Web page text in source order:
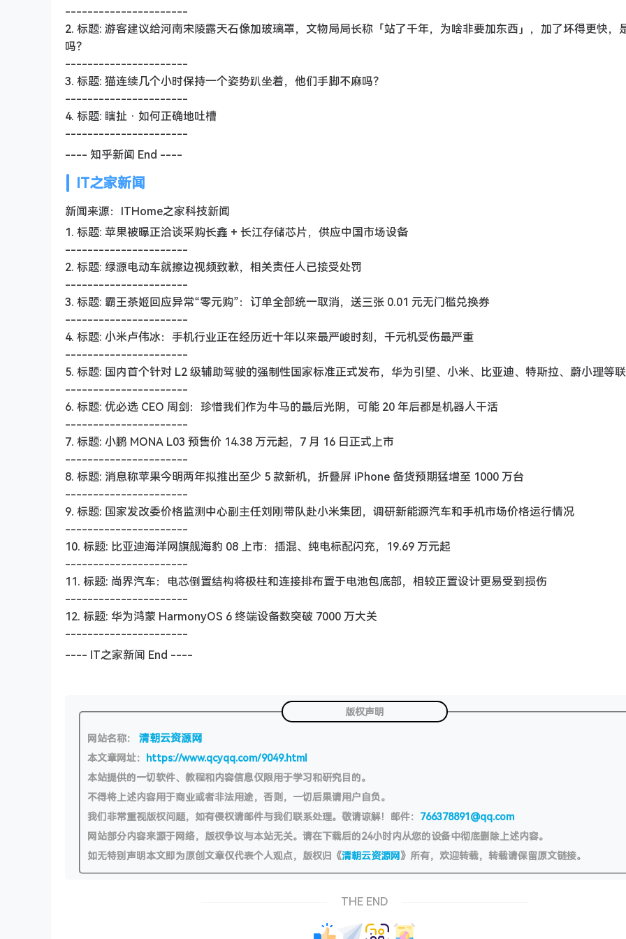
----------------------
2. 标题: 游客建议给河南宋陵露天石像加玻璃罩，文物局局长称「站了千年，为啥非要加东西」，加了坏得更快，
吗？
----------------------
3. 标题: 猫连续几个小时保持一个姿势趴坐着，他们手脚不麻吗？
----------------------
4. 标题: 瞎扯 · 如何正确地吐槽
----------------------
---- 知乎新闻 End ----
IT之家新闻
新闻来源：ITHome之家科技新闻
1. 标题: 苹果被曝正洽谈采购长鑫 + 长江存储芯片，供应中国市场设备
----------------------
2. 标题: 绿源电动车就擦边视频致歉，相关责任人已接受处罚
----------------------
3. 标题: 霸王茶姬回应异常“零元购”：订单全部统一取消，送三张 0.01 元无门槛兑换券
----------------------
4. 标题: 小米卢伟冰：手机行业正在经历近十年以来最严峻时刻，千元机受伤最严重
----------------------
5. 标题: 国内首个针对 L2 级辅助驾驶的强制性国家标准正式发布，华为引望、小米、比亚迪、特斯拉、蔚小理等
----------------------
6. 标题: 优必选 CEO 周剑：珍惜我们作为牛马的最后光阴，可能 20 年后都是机器人干活
----------------------
7. 标题: 小鹏 MONA L03 预售价 14.38 万元起，7 月 16 日正式上市
----------------------
8. 标题: 消息称苹果今明两年拟推出至少 5 款新机，折叠屏 iPhone 备货预期猛增至 1000 万台
----------------------
9. 标题: 国家发改委价格监测中心副主任刘刚带队赴小米集团，调研新能源汽车和手机市场价格运行情况
----------------------
10. 标题: 比亚迪海洋网旗舰海豹 08 上市：插混、纯电标配闪充，19.69 万元起
----------------------
11. 标题: 尚界汽车：电芯倒置结构将极柱和连接排布置于电池包底部，相较正置设计更易受到损伤
----------------------
12. 标题: 华为鸿蒙 HarmonyOS 6 终端设备数突破 7000 万大关
----------------------
---- IT之家新闻 End ----
版权声明
网站名称： 清朝云资源网
本文章网址： https://www.qcyqq.com/9049.html
本站提供的一切软件、教程和内容信息仅限用于学习和研究目的。
不得将上述内容用于商业或者非法用途，否则，一切后果请用户自负。
我们非常重视版权问题，如有侵权请邮件与我们联系处理。敬请谅解！邮件： 766378891@qq.com
网站部分内容来源于网络，版权争议与本站无关。请在下载后的24小时内从您的设备中彻底删除上述内容。
如无特别声明本文即为原创文章仅代表个人观点，版权归《清朝云资源网》所有，欢迎转载，转载请保留原文链接。
THE END